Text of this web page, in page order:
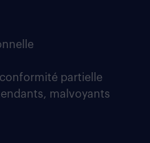
partielle
malvoyants